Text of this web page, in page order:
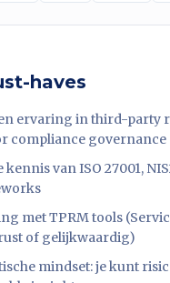
haves
ervaring in third-party
compliance governance
kennis van ISO 27001,
met TPRM tools
of gelijkwaardig)
mindset: je kunt